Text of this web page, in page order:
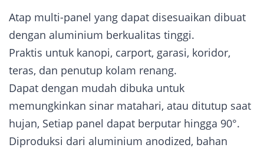
Atap multi-panel yang dapat disesuaikan dibuat
dengan aluminium berkualitas tinggi.
Praktis untuk kanopi, carport, garasi, koridor,
teras, dan penutup kolam renang.
Dapat dengan mudah dibuka untuk
memungkinkan sinar matahari, atau ditutup saat
hujan, Setiap panel dapat berputar hingga 90°.
Diproduksi dari aluminium anodized, bahan